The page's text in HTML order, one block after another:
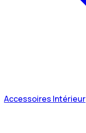
Accessoires Intérieur